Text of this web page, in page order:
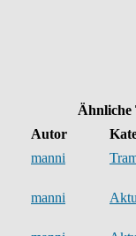
Ähnliche
Autor
manni
manni